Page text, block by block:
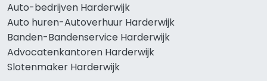
Auto-bedrijven Harderwijk
Auto huren-Autoverhuur Harderwijk
Banden-Bandenservice Harderwijk
Advocatenkantoren Harderwijk
Slotenmaker Harderwijk